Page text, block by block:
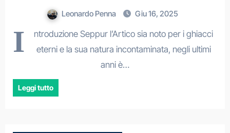
Leonardo Penna Giu 16, 2025
I
ntroduzione Seppur l’Artico sia noto per i ghiacci
eterni e la sua natura incontaminata, negli ultimi
anni è…
Leggi tutto